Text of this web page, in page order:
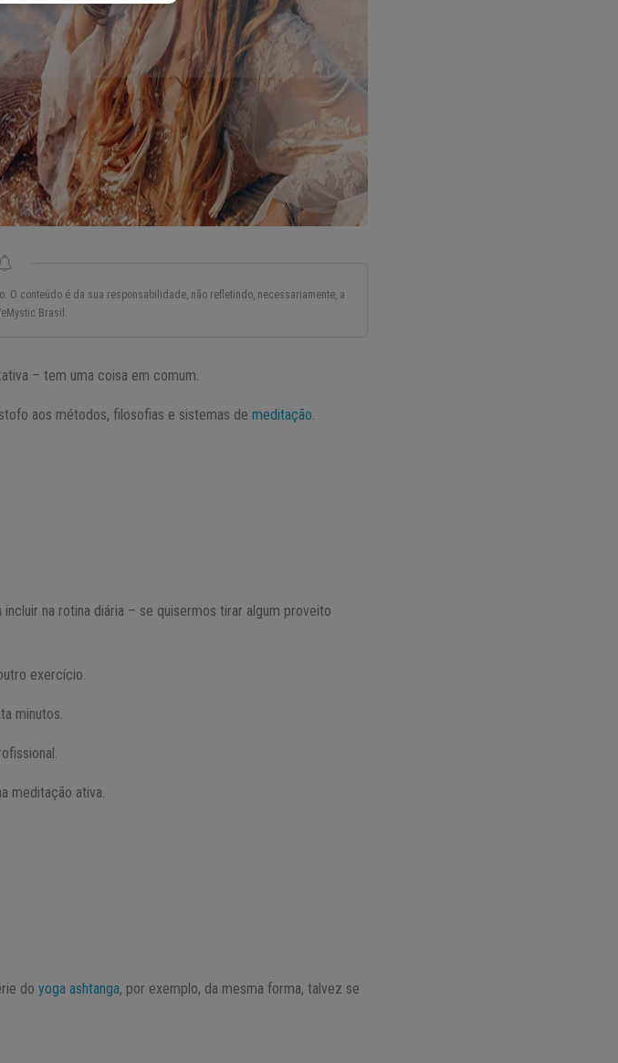
conteúdo é da sua responsabilidade, não refletindo, necessariamente, a
Brasil.
– tem uma coisa em comum.
aos métodos, filosofias e sistemas demeditação.
na rotina diária – se quisermos tirar algum proveito
exercício.
minutos.
meditação ativa.
doyoga ashtanga, por exemplo, da mesma forma, talvez se